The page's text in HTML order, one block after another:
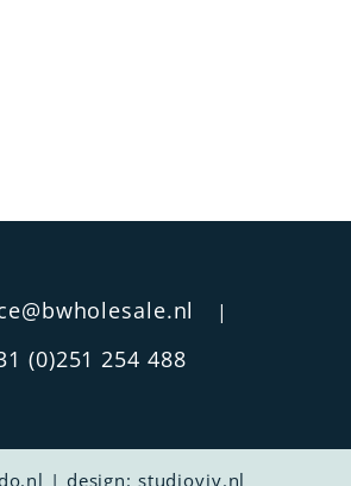
|
(0)251 254 488
| design: studioviv.nl